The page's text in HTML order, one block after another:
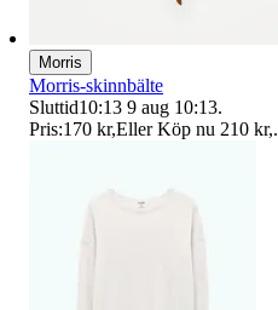
Morris
Morris-skinnbälte
Sluttid10:13 9 aug 10:13.
Pris:170 kr,Eller Köp nu 210 kr,.